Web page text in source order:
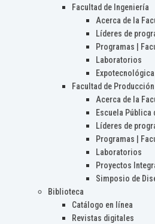
Facultad de Ingeniería
Acerca de la
Líderes de
Programas |
Laboratorios
Expotecnológica
Facultad de
Acerca de la
Escuela Pública
Líderes de
Programas |
Laboratorios
Proyectos
Simposio de
Biblioteca
Catálogo en línea
Revistas digitales